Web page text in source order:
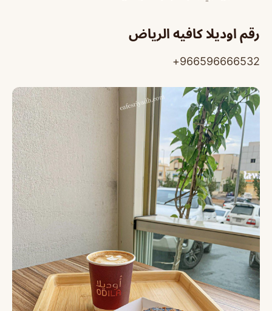
رقم اوديلا كافيه الرياض
966596666532+